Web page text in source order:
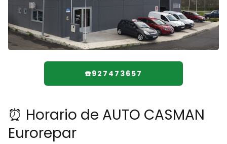
☎️927473657
⏰ Horario de AUTO CASMAN
Eurorepar